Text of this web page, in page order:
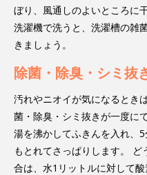
ぼり、風通しのよいところに
洗濯機で洗うと、洗濯槽の雑
きましょう。
除菌・除臭・シミ抜
汚れやニオイが気になるとき
菌・除臭・シミ抜きが一度に
湯を沸かしてふきんを入れ、
もとれてさっぱりします。
合は、水1リットルに対して